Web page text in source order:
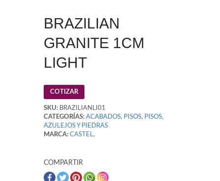
BRAZILIAN
GRANITE 1CM
LIGHT
COTIZAR
SKU: BRAZILIANLI01
CATEGORÍAS: ACABADOS, PISOS, PISOS,
AZULEJOS Y PIEDRAS
MARCA: CASTEL,
COMPARTIR